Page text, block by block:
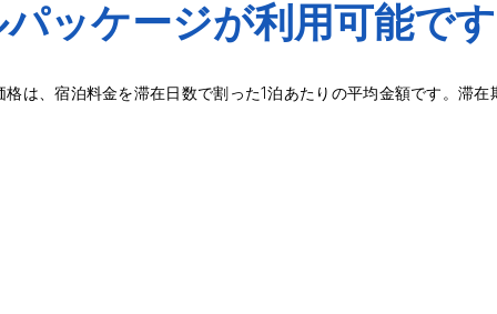
ッケージが利用可能です
格は、宿泊料金を滞在日数で割った1泊あたりの平均金額です。滞在